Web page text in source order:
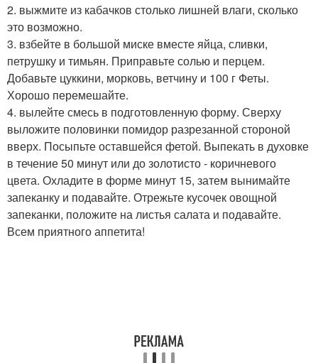
2. выжмите из кабачков столько лишней влаги, сколько
это возможно.
3. взбейте в большой миске вместе яйца, сливки,
петрушку и тимьян. Приправьте солью и перцем.
Добавьте цуккини, морковь, ветчину и 100 г Феты.
Хорошо перемешайте.
4. вылейте смесь в подготовленную форму. Сверху
выложите половинки помидор разрезанной стороной
вверх. Посыпьте оставшейся фетой. Выпекать в духовке
в течение 50 минут или до золотисто - коричневого
цвета. Охладите в форме минут 15, затем вынимайте
запеканку и подавайте. Отрежьте кусочек овощной
запеканки, положите на листья салата и подавайте.
Всем приятного аппетита!